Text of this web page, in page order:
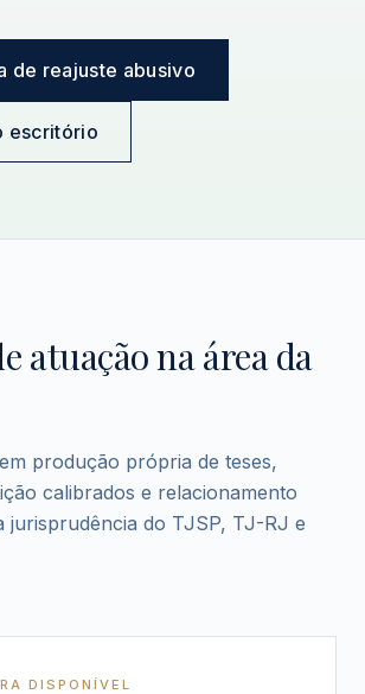
de reajuste abusivo
escritório
atuação na área da
produção própria de teses,
calibrados e relacionamento
jurisprudência do TJSP, TJ-RJ e
DISPONÍVEL